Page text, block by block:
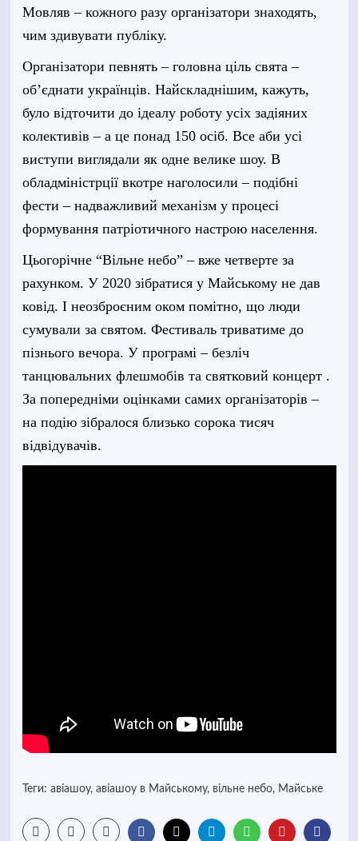
Мовляв – кожного разу організатори знаходять,
чим здивувати публіку.
Організатори певнять – головна ціль свята –
об’єднати українців. Найскладнішим, кажуть,
було відточити до ідеалу роботу усіх задіяних
колективів – а це понад 150 осіб. Все аби усі
виступи виглядали як одне велике шоу. В
обладміністрції вкотре наголосили – подібні
фести – надважливий механізм у процесі
формування патріотичного настрою населення.
Цьогорічне “Вільне небо” – вже четверте за
рахунком. У 2020 зібратися у Майському не дав
ковід. І неозброєним оком помітно, що люди
сумували за святом. Фестиваль триватиме до
пізнього вечора. У програмі – безліч
танцювальних флешмобів та святковий концерт .
За попередніми оцінками самих організаторів –
на подію зібралося близько сорока тисяч
відвідувачів.
Теги: авіашоу, авіашоу в Майському, вільне небо, Майське